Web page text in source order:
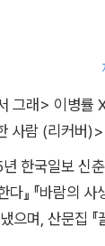
다녔다
고
그래> 이병률
사람 (리커버)>
한국일보 신
』 『바람의 사생
으며, 산문집 『